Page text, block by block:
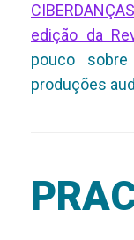
edição da
pouco
produções